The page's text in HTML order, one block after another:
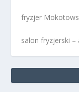
fryzjer
salon fryzjerski –